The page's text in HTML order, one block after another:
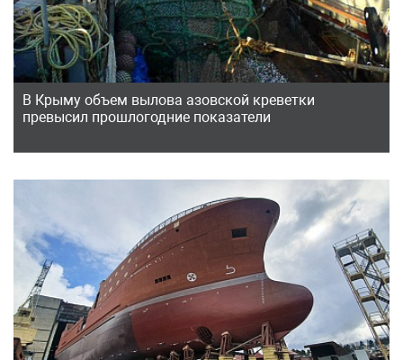
В Крыму объем вылова азовской креветки
превысил прошлогодние показатели